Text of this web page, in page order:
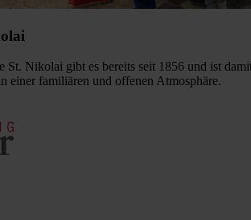
St. Nikolai gibt es bereits seit 1856 und ist
einer familiären und offenen Atmosphäre.